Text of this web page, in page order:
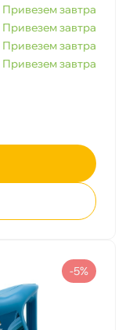
Привезем завтра
Привезем завтра
Привезем завтра
Привезем завтра
-5%